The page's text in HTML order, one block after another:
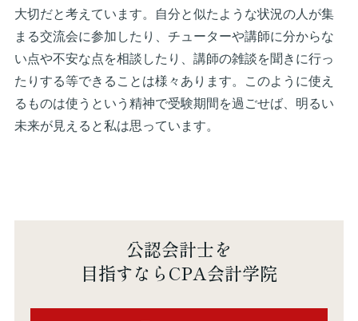
大切だと考えています。自分と似たような状況の人が集
まる交流会に参加したり、チューターや講師に分からな
い点や不安な点を相談したり、講師の雑談を聞きに行っ
たりする等できることは様々あります。このように使え
るものは使うという精神で受験期間を過ごせば、明るい
未来が見えると私は思っています。
公認会計士を
目指すならCPA会計学院